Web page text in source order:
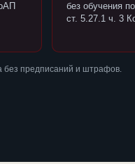
без обучения
ст. 5.27.1 ч. 3
без предписаний и штрафов.